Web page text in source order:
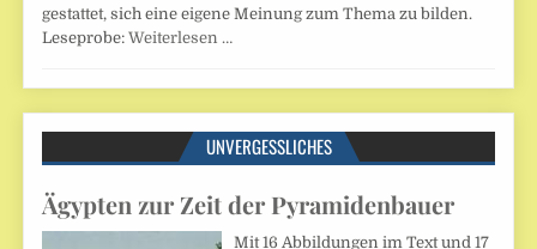
gestattet, sich eine eigene Meinung zum Thema zu bilden.
Leseprobe:Weiterlesen …
UNVERGESSLICHES
Ägypten zur Zeit der Pyramidenbauer
Mit 16 Abbildungen im Text und 17